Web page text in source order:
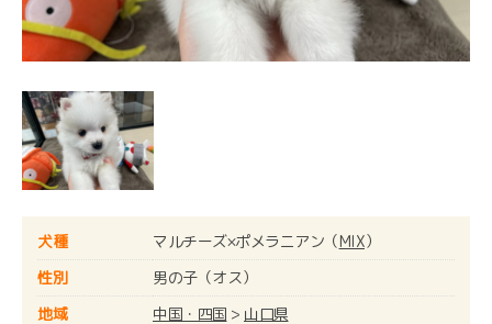
犬種 マルチーズ×ポメラニアン（MIX）
性別
男の子（オス）
地域
中国・四国 > 山口県